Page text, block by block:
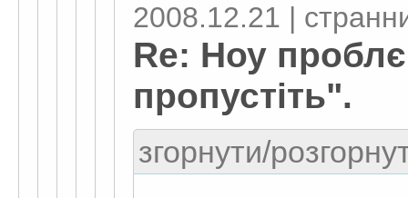
2008.12.21 |
Re: Ноу
пропустіть".
згорнути/